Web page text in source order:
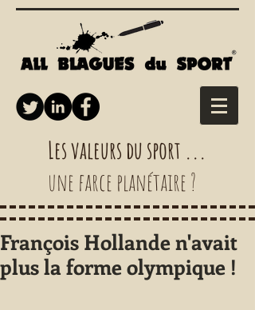
Les valeurs du sport ...
une farce planétaire ?
François Hollande n'avait
plus la forme olympique !